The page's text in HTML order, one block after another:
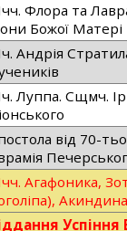
Флора та
Божої
Андрія
Луппа. Сщмч.
від 70-
Агафоника,